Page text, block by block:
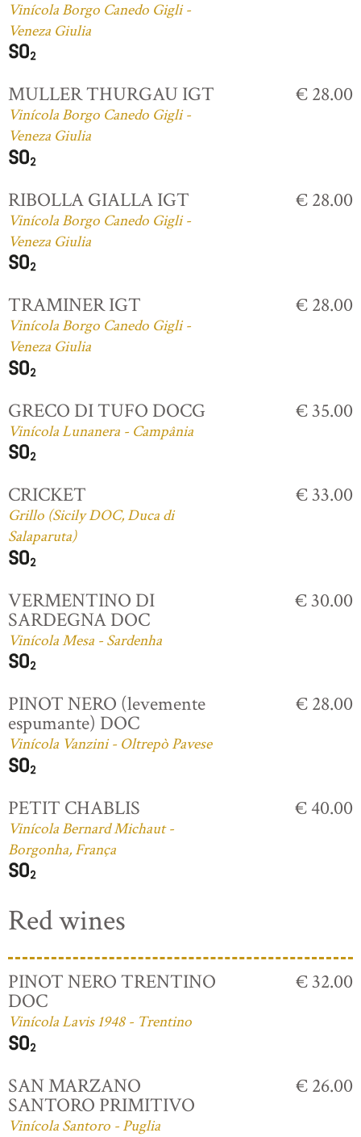
Vinícola Borgo Canedo Gigli -
Veneza Giulia
MULLER THURGAU IGT
Vinícola Borgo Canedo Gigli -
Veneza Giulia
€ 28.00
RIBOLLA GIALLA IGT
Vinícola Borgo Canedo Gigli -
Veneza Giulia
€ 28.00
TRAMINER IGT
Vinícola Borgo Canedo Gigli -
Veneza Giulia
€ 28.00
GRECO DI TUFO DOCG
Vinícola Lunanera - Campânia
€ 35.00
CRICKET
Grillo (Sicily DOC, Duca di
Salaparuta)
€ 33.00
VERMENTINO DI
SARDEGNA DOC
Vinícola Mesa - Sardenha
€ 30.00
PINOT NERO (levemente
espumante) DOC
Vinícola Vanzini - Oltrepò Pavese
€ 28.00
PETIT CHABLIS
Vinícola Bernard Michaut -
Borgonha, França
€ 40.00
Red wines
PINOT NERO TRENTINO
DOC
Vinícola Lavis 1948 - Trentino
€ 32.00
SAN MARZANO
SANTORO PRIMITIVO
Vinícola Santoro - Puglia
€ 26.00